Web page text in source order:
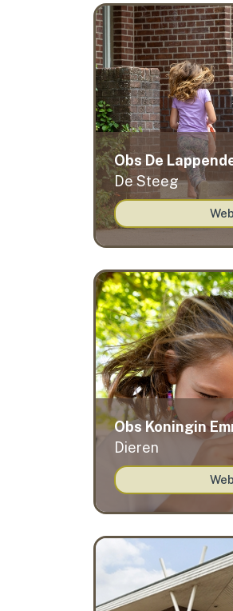
Obs De
De Steeg
Obs Koningin
Dieren